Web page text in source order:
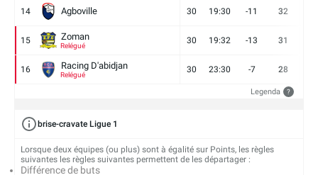
14 Agboville 30 19:30 -11 32
15 Zoman
Relégué
30 19:32 -13 31
16 Racing D'abidjan
Relégué
30 23:30 -7 28
Legenda ?
brise-cravate Ligue 1
Lorsque deux équipes (ou plus) sont à égalité sur Points, les règles
suivantes les règles suivantes permettent de les départager :
Différence de buts